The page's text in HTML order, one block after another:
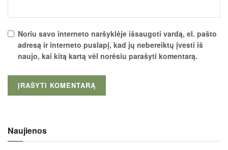
Noriu savo interneto naršyklėje išsaugoti vardą, el. pašto
adresą ir interneto puslapį, kad jų nebereiktų įvesti iš
naujo, kai kitą kartą vėl norėsiu parašyti komentarą.
Naujienos